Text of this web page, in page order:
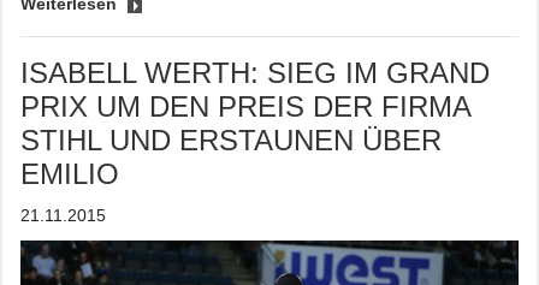
Weiterlesen
ISABELL WERTH: SIEG IM GRAND
PRIX UM DEN PREIS DER FIRMA
STIHL UND ERSTAUNEN ÜBER
EMILIO
21.11.2015